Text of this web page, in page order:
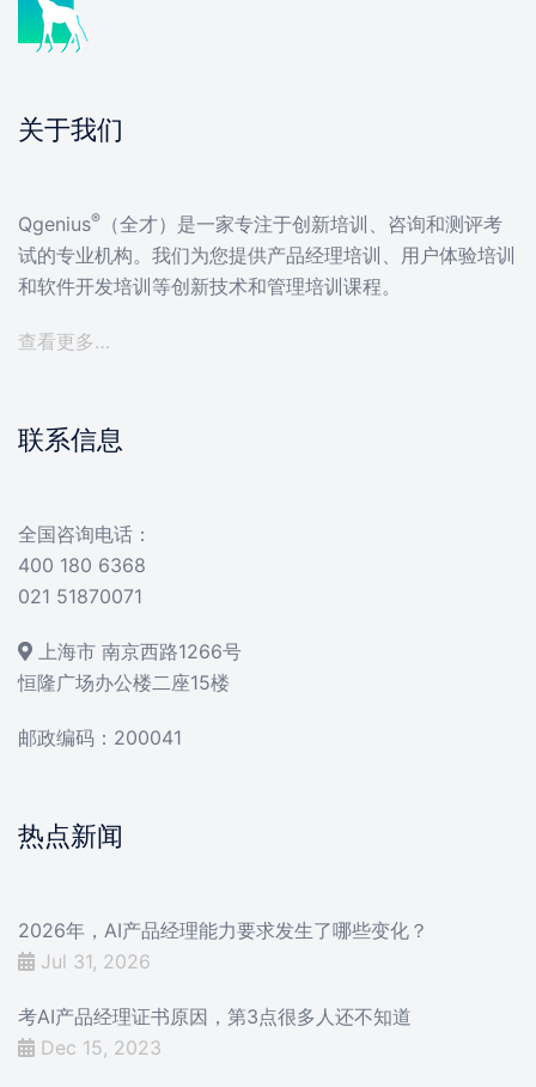
关于我们
Qgenius®
（全才）是一家专注于创新培训、咨询和测评考
试的专业机构。我们为您提供产品经理培训、用户体验培训
和软件开发培训等创新技术和管理培训课程。
查看更多…
联系信息
全国咨询电话：
400 180 6368
021 51870071
上海市 南京西路1266号
恒隆广场办公楼二座15楼
邮政编码：200041
热点新闻
2026年，AI产品经理能力要求发生了哪些变化？
Jul 31, 2026
考AI产品经理证书原因，第3点很多人还不知道
Dec 15, 2023